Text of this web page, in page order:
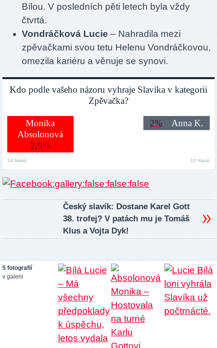
Bílou. V posledních pěti letech byla vždy
čtvrtá.
Vondráčková Lucie – Nahradila mezi
zpěvačkami svou tetu Helenu Vondráčkovou,
omezila kariéru a věnuje se synovi.
Kdo podle vašeho názoru vyhraje Slavíka v kategorii
Zpěvačka?
Monika
Absolonová
2,9%
Anna K.
2%
14 hlasů 10 hlasů
Český slavík: Dostane Karel Gott
38. trofej? V patách mu je Tomáš
Klus a Vojta Dyk!
5 fotografií
v galerii